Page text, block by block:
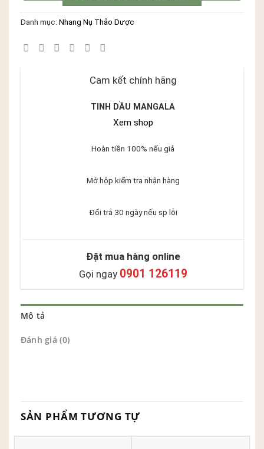
Danh mục:Nhang Nụ Thảo Dược
Cam kết chính hãng
TINH DẦU MANGALA
Xem shop
Hoàn tiền 100% nếu giả
Mở hộp kiểm tra nhận hàng
Đổi trả 30 ngày nếu sp lỗi
Đặt mua hàng online
Gọi ngay 0901 126119
Mô tả
Đánh giá (0)
SẢN PHẨM TƯƠNG TỰ